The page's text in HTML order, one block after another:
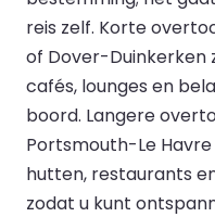
reis zelf. Korte
of Dover-Duinkerken
cafés, lounges en
boord. Langere
Portsmouth-Le
hutten, restaurants
zodat u kunt